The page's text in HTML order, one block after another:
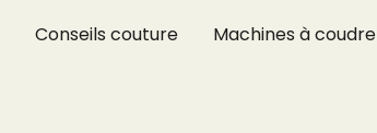
Conseils couture Machines à coudre